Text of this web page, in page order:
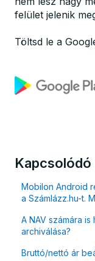
felület jelenik
Töltsd le a
Mobilon Android
a Számlázz.hu-t.
A NAV számára
archiválása?
Bruttó/nettó ár